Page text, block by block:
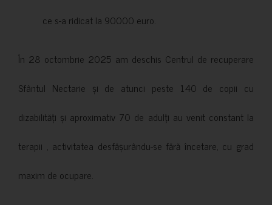
ce s-a ridicat la 90000 euro.
În 28 octombrie 2025 am deschis Centrul de recuperare
Sfântul Nectarie și de atunci peste 140 de copii cu
dizabilități și aproximativ 70 de adulți au venit constant la
terapii , activitatea desfășurându-se fără încetare, cu grad
maxim de ocupare.